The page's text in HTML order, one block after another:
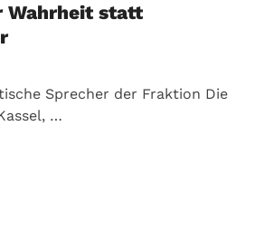
Wahrheit statt
Sprecher der Fraktion Die
…